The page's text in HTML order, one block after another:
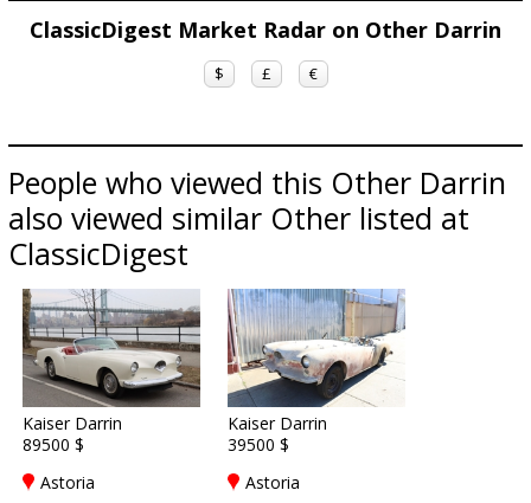
ClassicDigest Market Radar on Other Darrin
$ £ €
People who viewed this Other Darrin
also viewed similar Other listed at
ClassicDigest
Kaiser Darrin
89500 $
Astoria
Kaiser Darrin
39500 $
Astoria